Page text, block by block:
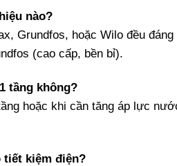
nào?
Grundfos, hoặc Wilo đều
(cao cấp, bền bỉ).
tầng không?
hoặc khi cần tăng áp lực
tiết kiệm điện?